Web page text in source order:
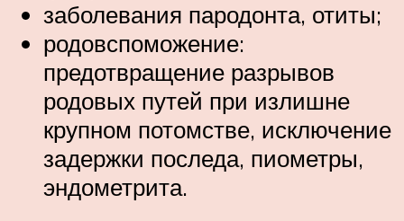
заболевания пародонта, отиты;
родовспоможение:
предотвращение разрывов
родовых путей при излишне
крупном потомстве, исключение
задержки последа, пиометры,
эндометрита.